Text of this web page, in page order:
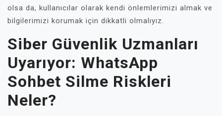
olsa da, kullanıcılar olarak kendi önlemlerimizi almak ve
bilgilerimizi korumak için dikkatli olmalıyız.
Siber Güvenlik Uzmanları
Uyarıyor: WhatsApp
Sohbet Silme Riskleri
Neler?